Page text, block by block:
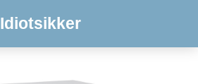
Idiotsikker